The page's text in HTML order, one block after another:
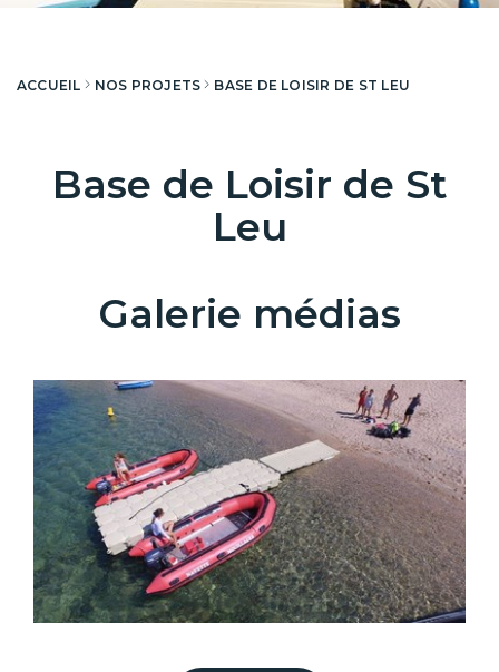
ACCUEIL NOS PROJETS BASE DE LOISIR DE ST LEU
Base de Loisir de St
Leu
Galerie médias